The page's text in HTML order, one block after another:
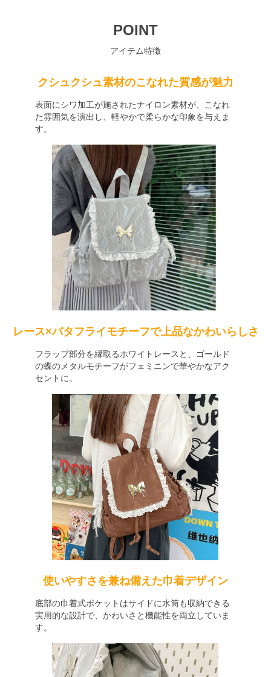
POINT
アイテム特徴
クシュクシュ素材のこなれた質感が魅力
表面にシワ加工が施されたナイロン素材が、こなれ
た雰囲気を演出し、軽やかで柔らかな印象を与えま
す。
レース×バタフライモチーフで上品なかわいらしさ
フラップ部分を縁取るホワイトレースと、ゴールド
の蝶のメタルモチーフがフェミニンで華やかなアク
セントに。
使いやすさを兼ね備えた巾着デザイン
底部の巾着式ポケットはサイドに水筒も収納できる
実用的な設計で、かわいさと機能性を両立していま
す。